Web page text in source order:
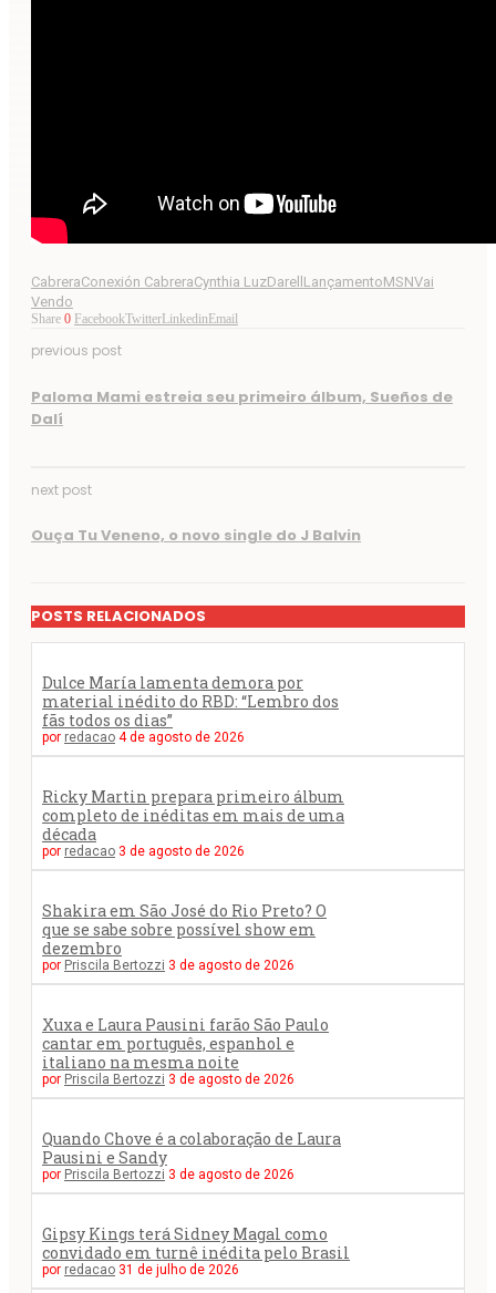
CabreraConexión CabreraCynthia LuzDarell LançamentoMSNVai
Vendo
Share 0 FacebookTwitter Linkedin Email
previous post
Paloma Mami estreia seu primeiro álbum, Sueños de
Dalí
next post
Ouça Tu Veneno, o novo single do J Balvin
POSTS RELACIONADOS
Dulce María lamenta demora por
material inédito do RBD: “Lembro dos
fãs todos os dias”
por redacao 4 de agosto de 2026
Ricky Martin prepara primeiro álbum
completo de inéditas em mais de uma
década
por redacao 3 de agosto de 2026
Shakira em São José do Rio Preto? O
que se sabe sobre possível show em
dezembro
por Priscila Bertozzi 3 de agosto de 2026
Xuxa e Laura Pausini farão São Paulo
cantar em português, espanhol e
italiano na mesma noite
por Priscila Bertozzi 3 de agosto de 2026
Quando Chove é a colaboração de Laura
Pausini e Sandy
por Priscila Bertozzi 3 de agosto de 2026
Gipsy Kings terá Sidney Magal como
convidado em turnê inédita pelo Brasil
por redacao 31 de julho de 2026